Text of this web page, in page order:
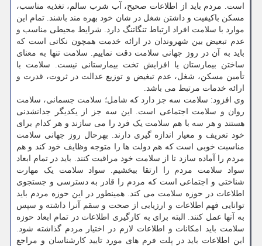
است. مردم باید از اطلاعات صحیح، آب شرب سالم، تغذیه مناسب،
مسکن باکیفیت و داشتن شغل در شان خود بهره مند باشند. تمام این
موارد با سلامت افراد ارتباط تنگاتنگ دارد. شرایط محیطی مناسب و
عدم تبعیض بین شهروندان در ارائه خدمت همچون نکاتی است که
باید به آن در روز جهانی سلامت دقت نماییم. سلامت تنها به معنای
ساختن بیمارستان یا افزایش تخت بیمارستانی نیست. سلامت با
تأمین مسکن، شغل، عدم تبغیض و توزیع عدالت در ثروت، قدرت و
ارائه خدمات مرتبط می باشد.
وی افزود: سلامت سه جز دارد که شامل؛ سلامت جسمانی، سلامت
روان و سلامت اجتماعی است. این سه جز از یکدیگر جدانشدنی
هستند و هر سه با هم سلامت یک فرد را می سازند و هر کدام برای
خود تعریف و معیار اندازه گیری دارند. بهرحال روز جهانی سلامت
مناسبت خوبی است که هم دولت ها را متوجه وظایف خود کند و هم
مردم را آماده سازد تا از سلامت خود مراقبت کنند. باید در تمام ابعاد
سواد سلامت مردم را ارتقا ببخشیم. سواد سلامت یک مهارت
شناختی و اجتماعی است که مردم را قادر به دسترسی و جستجوی
اطلاعات در حوزه سلامت می کند. همینطور در این حوزه مردم باید
توانایی فهم اطلاعات و ارزیابی از صحت و سقم آنرا داشته و سپس
به آنها عمل کنند. البته برای به کارگیری اطلاعات در تمام ابعاد حوزه
سلامت باید امکانات و اطلاعات لازم در اختیار مردم گذاشته شود.
این اطلاعات باید در پلت فرم های مورد تایید کارشناسان و مراجع